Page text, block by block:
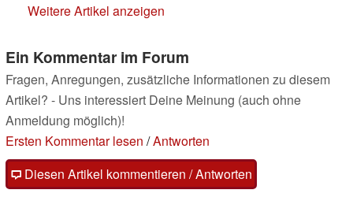
Weitere Artikel anzeigen
Ein Kommentar im Forum
Fragen, Anregungen, zusätzliche Informationen zu diesem
Artikel? - Uns interessiert Deine Meinung (auch ohne
Anmeldung möglich)!
Ersten Kommentar lesen /Antworten
Diesen Artikel kommentieren / Antworten